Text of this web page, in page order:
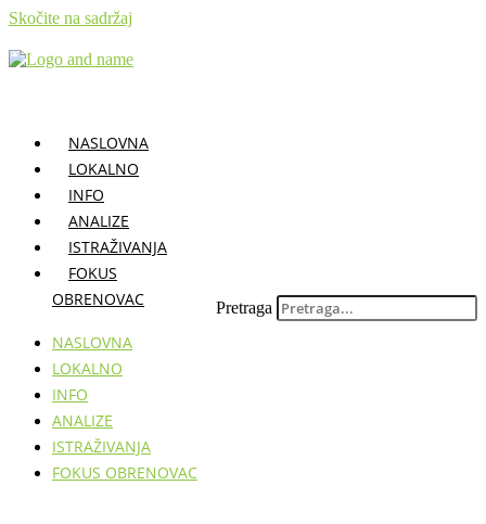
Skočite na sadržaj
NASLOVNA
LOKALNO
INFO
ANALIZE
ISTRAŽIVANJA
FOKUS
OBRENOVAC
NASLOVNA
LOKALNO
INFO
ANALIZE
ISTRAŽIVANJA
FOKUS OBRENOVAC
Pretraga